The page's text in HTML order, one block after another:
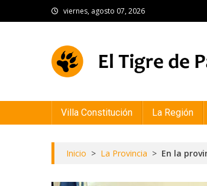
to
viernes, agosto 07, 2026
Villa Constitución La Región
Inicio > La Provincia > En la